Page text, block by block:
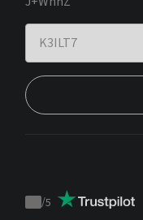
Trustpilot
/5